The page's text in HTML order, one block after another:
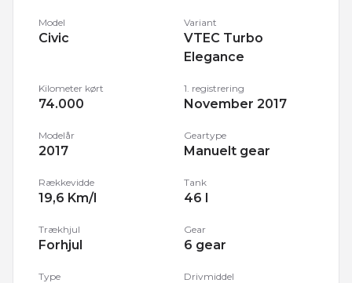
Model
Civic
Variant
VTEC Turbo
Elegance
Kilometer kørt
74.000
1. registrering
November 2017
Modelår
2017
Geartype
Manuelt gear
Rækkevidde
19,6 Km/l
Tank
46 l
Trækhjul
Forhjul
Gear
6 gear
Type Drivmiddel